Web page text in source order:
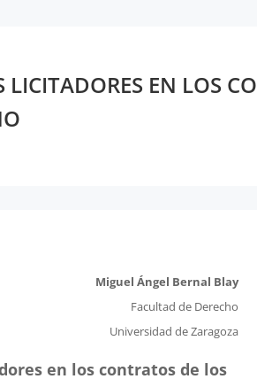
LICITADORES EN LOS
Miguel Ángel Bernal Blay
Facultad de Derecho
Universidad de Zaragoza
en los contratos de los